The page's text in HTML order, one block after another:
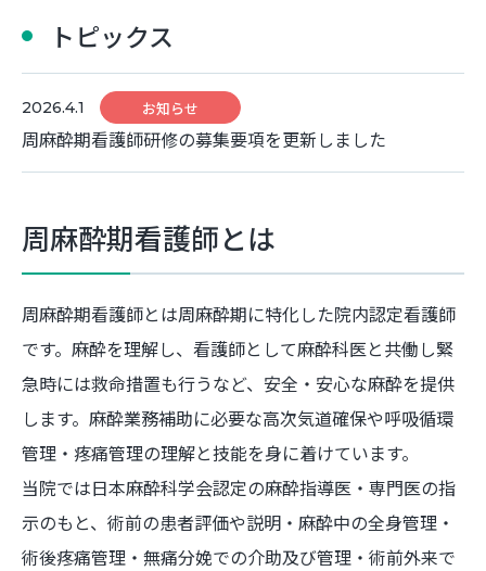
トピックス
2026.4.1 お知らせ
周麻酔期看護師研修の募集要項を更新しました
周麻酔期看護師とは
周麻酔期看護師とは周麻酔期に特化した院内認定看護師
です。麻酔を理解し、看護師として麻酔科医と共働し緊
急時には救命措置も行うなど、安全・安心な麻酔を提供
します。麻酔業務補助に必要な高次気道確保や呼吸循環
管理・疼痛管理の理解と技能を身に着けています。
当院では日本麻酔科学会認定の麻酔指導医・専門医の指
示のもと、術前の患者評価や説明・麻酔中の全身管理・
術後疼痛管理・無痛分娩での介助及び管理・術前外来で